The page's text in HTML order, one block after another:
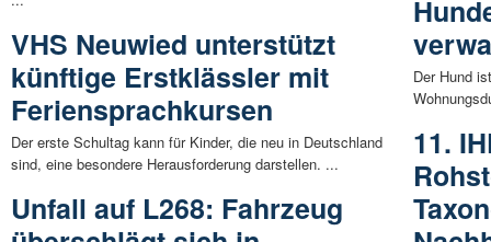
VHS Neuwied unterstützt
künftige Erstklässler mit
Feriensprachkursen
Der erste Schultag kann für Kinder, die neu in Deutschland
sind, eine besondere Herausforderung darstellen. ...
Unfall auf L268: Fahrzeug
Der Hund
11.